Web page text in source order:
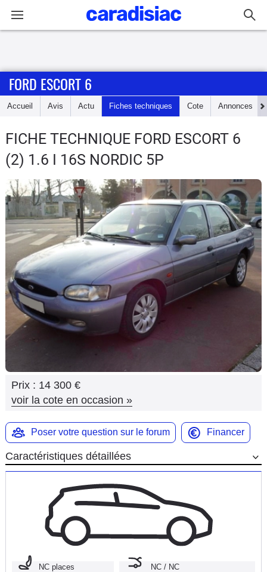
Accueil
Essais
Guide
d'achat
Electriques
Utilitaires
Flottes
Auto
Services
Moto
Marques
FORD ESCORT 6
Accueil Avis Actu Fiches techniques Cote Annonces
FICHE TECHNIQUE FORD ESCORT 6
(2) 1.6 I 16S NORDIC 5P
Prix : 14 300 €
voir la cote en occasion »
Poser votre question sur le forum Financer
Caractéristiques détaillées
NC places NC / NC